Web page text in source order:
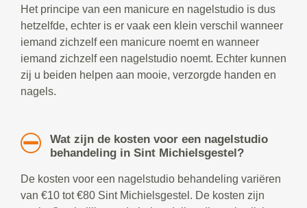
Het principe van een manicure en nagelstudio is dus
hetzelfde, echter is er vaak een klein verschil wanneer
iemand zichzelf een manicure noemt en wanneer
iemand zichzelf een nagelstudio noemt. Echter kunnen
zij u beiden helpen aan mooie, verzorgde handen en
nagels.
Wat zijn de kosten voor een nagelstudio
behandeling in Sint Michielsgestel?
De kosten voor een nagelstudio behandeling variëren
van €10 tot €80 Sint Michielsgestel. De kosten zijn